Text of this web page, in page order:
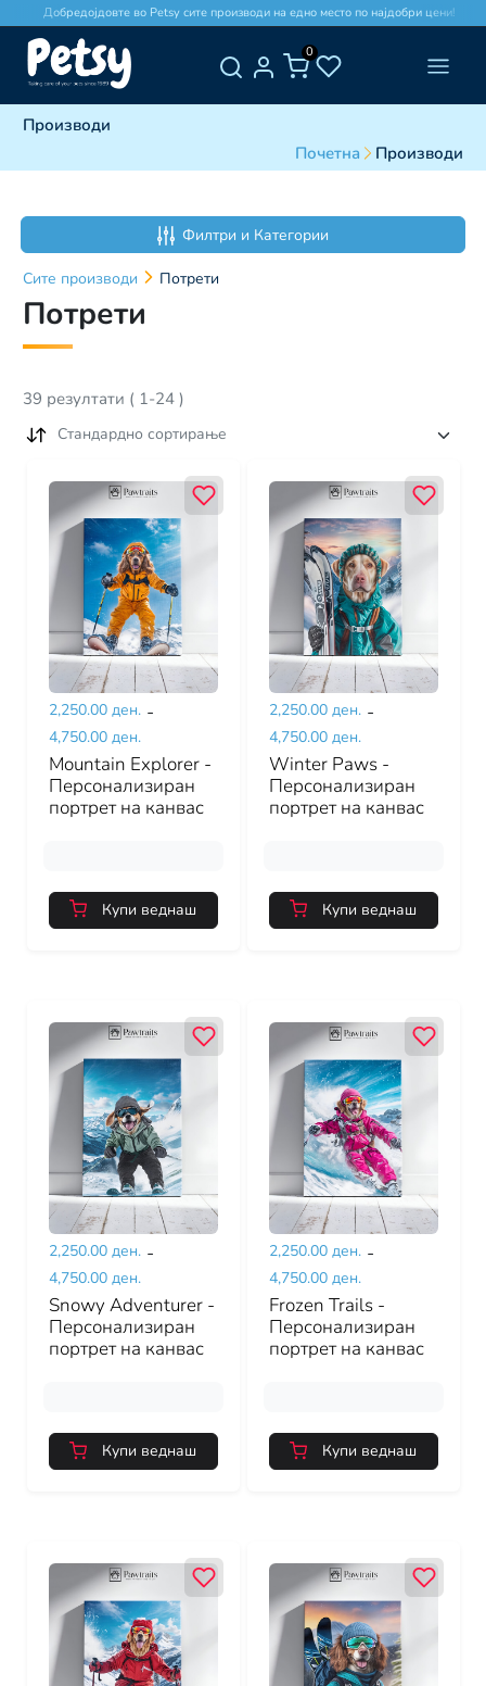
Добредојдовте во Petsy сите производи на едно место по најдобри цени!
0
Производи
Почетна
Производи
Филтри и Категории
Сите производи Потрети
Потрети
39 резултати ( 1-24 )
Стандардно сортирање
2,250.00 ден. -
4,750.00 ден.
Mountain Explorer -
Персонализиран
портрет на канвас
Купи веднаш
2,250.00 ден. -
4,750.00 ден.
Winter Paws -
Персонализиран
портрет на канвас
Купи веднаш
2,250.00 ден. -
4,750.00 ден.
Snowy Adventurer -
Персонализиран
портрет на канвас
Купи веднаш
2,250.00 ден. -
4,750.00 ден.
Frozen Trails -
Персонализиран
портрет на канвас
Купи веднаш